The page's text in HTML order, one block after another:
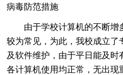
病毒防范措施
由于学校计算机的不断增
较为常见，为此，我校成立了
及软件维护，由于平日能及时
各计算机使用均正常，无出现